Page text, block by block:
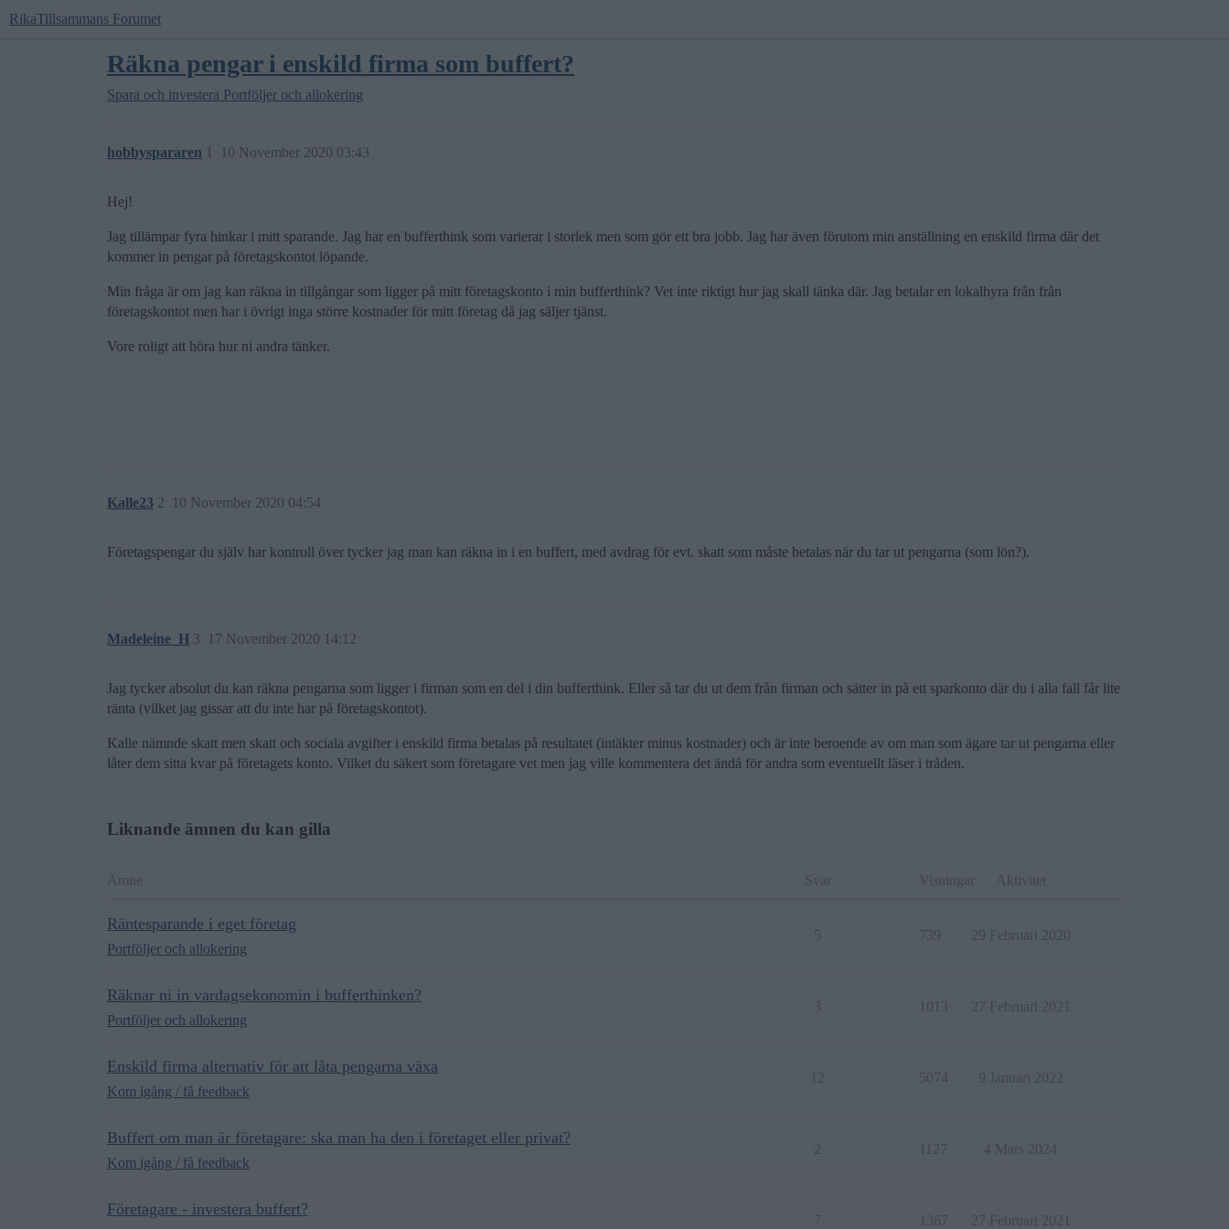
RikaTillsammans Forumet
Räkna pengar i enskild firma som buffert?
Spara och investera Portföljer och allokering
hobbyspararen 10 November 2020 03:43
1
Hej!
Jag tillämpar fyra hinkar i mitt sparande. Jag har en bufferthink som varierar i storlek men som gör ett bra jobb. Jag har även förutom min anställning en enskild firma där det
kommer in pengar på företagskontot löpande.
Min fråga är om jag kan räkna in tillgångar som ligger på mitt företagskonto i min bufferthink? Vet inte riktigt hur jag skall tänka där. Jag betalar en lokalhyra från från
företagskontot men har i övrigt inga större kostnader för mitt företag då jag säljer tjänst.
Vore roligt att höra hur ni andra tänker.
Kalle23 10 November 2020 04:54
2
Företagspengar du själv har kontroll över tycker jag man kan räkna in i en buffert, med avdrag för evt. skatt som måste betalas när du tar ut pengarna (som lön?).
Madeleine_H 17 November 2020 14:12
3
Jag tycker absolut du kan räkna pengarna som ligger i firman som en del i din bufferthink. Eller så tar du ut dem från firman och sätter in på ett sparkonto där du i alla fall får lite
ränta (vilket jag gissar att du inte har på företagskontot).
Kalle nämnde skatt men skatt och sociala avgifter i enskild firma betalas på resultatet (intäkter minus kostnader) och är inte beroende av om man som ägare tar ut pengarna eller
låter dem sitta kvar på företagets konto. Vilket du säkert som företagare vet men jag ville kommentera det ändå för andra som eventuellt läser i tråden.
Liknande ämnen du kan gilla
Ämne Svar Visningar Aktivitet
Räntesparande i eget företag
Portföljer och allokering
5 739 29 Februari 2020
Räknar ni in vardagsekonomin i bufferthinken?
Portföljer och allokering
3 1013 27 Februari 2021
Enskild firma alternativ för att låta pengarna växa
Kom igång / få feedback
5074 9 Januari 2022
Buffert om man är företagare: ska man ha den i företaget eller privat?
Kom igång / få feedback
1127 4 Mars 2024
Företagare - investera buffert?
7 1367 27 Februari 2021